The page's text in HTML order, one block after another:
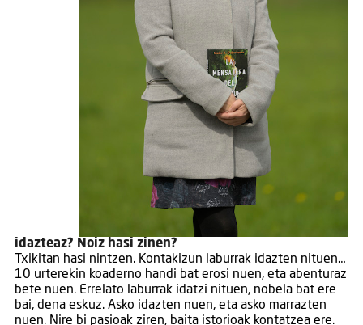
idazteaz? Noiz hasi zinen?
Txikitan hasi nintzen. Kontakizun laburrak idazten nituen…
10 urterekin koaderno handi bat erosi nuen, eta abenturaz
bete nuen. Errelato laburrak idatzi nituen, nobela bat ere
bai, dena eskuz. Asko idazten nuen, eta asko marrazten
nuen. Nire bi pasioak ziren, baita istorioak kontatzea ere.